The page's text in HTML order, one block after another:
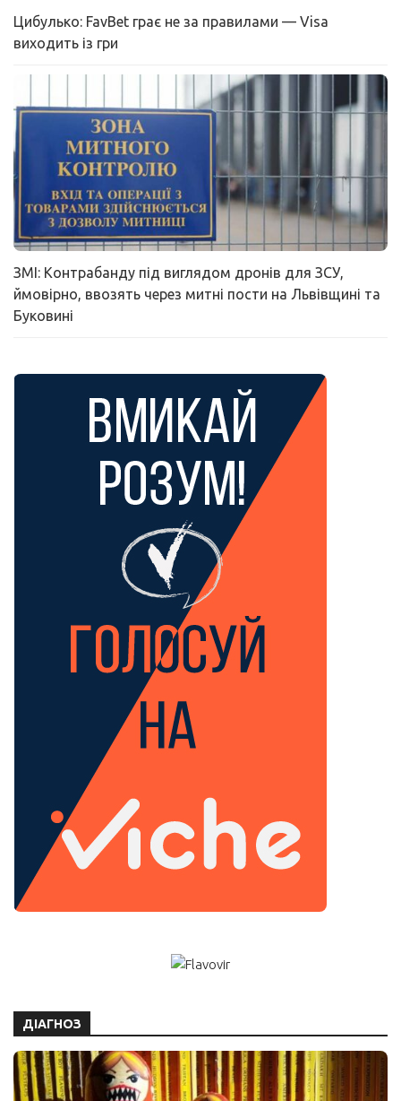
Цибулько: FavBet грає не за правилами — Visa
виходить із гри
ЗМІ: Контрабанду під виглядом дронів для ЗСУ,
ймовірно, ввозять через митні пости на Львівщині та
Буковині
ДІАГНОЗ